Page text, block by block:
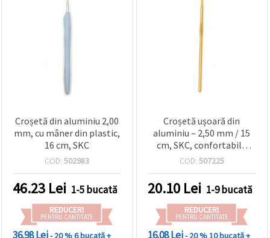
Croșetă din aluminiu 2,00
mm, cu mâner din plastic,
16 cm, SKC
COD: 502983
46.23 Lei 1-5 bucată
REDUCERI
PENTRU CANTITATE
36.98 Lei- 20 %6 bucată +
Croșetă ușoară din
aluminiu – 2,50 mm / 15
cm, SKC, confortabilă
pentru croșetat și
COD: 507225
20.10 Lei 1-9 bucată
REDUCERI
PENTRU CANTITATE
16.08 Lei- 20 %10 bucată +